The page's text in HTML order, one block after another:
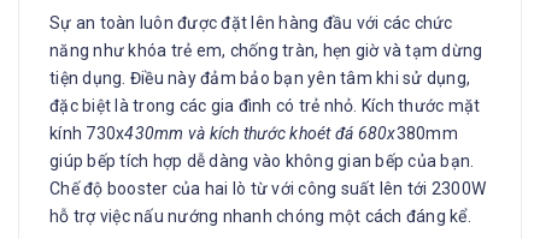
Sự an toàn luôn được đặt lên hàng đầu với các chức
năng như khóa trẻ em, chống tràn, hẹn giờ và tạm dừng
tiện dụng. Điều này đảm bảo bạn yên tâm khi sử dụng,
đặc biệt là trong các gia đình có trẻ nhỏ. Kích thước mặt
kính 730x430mm và kích thước khoét đá 680x380mm
giúp bếp tích hợp dễ dàng vào không gian bếp của bạn.
Chế độ booster của hai lò từ với công suất lên tới 2300W
hỗ trợ việc nấu nướng nhanh chóng một cách đáng kể.